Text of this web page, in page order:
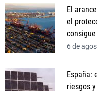
El
el
6 de
España:
riesgos